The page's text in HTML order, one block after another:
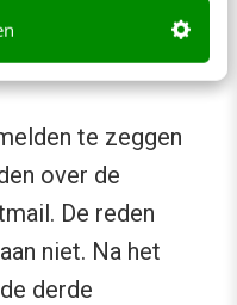
te zeggen
over de
De reden
niet. Na het
derde